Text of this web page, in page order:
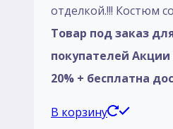
отделкой.!!! Костюм
Товар под заказ
покупателей
20% + бесплатна
В корзину